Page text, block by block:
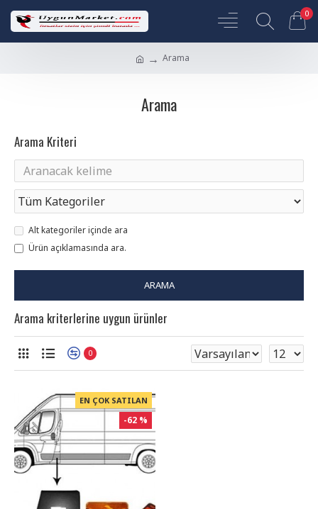
0
Arama
Arama
Arama Kriteri
Alt kategoriler içinde ara
Ürün açıklamasında ara.
ARAMA
Arama kriterlerine uygun ürünler
0
EN ÇOK SATILAN
-62 %